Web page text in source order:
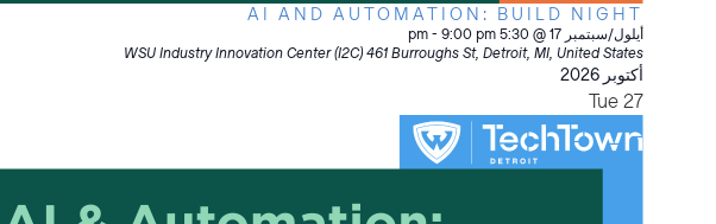
AI AND AUTOMATION: BUILD NIGHT
أيلول/سبتمبر 17 @ 5:30 pm - 9:00 pm
WSU Industry Innovation Center (I2C)461 Burroughs St, Detroit, MI, United States
أكتوبر 2026
Tue27